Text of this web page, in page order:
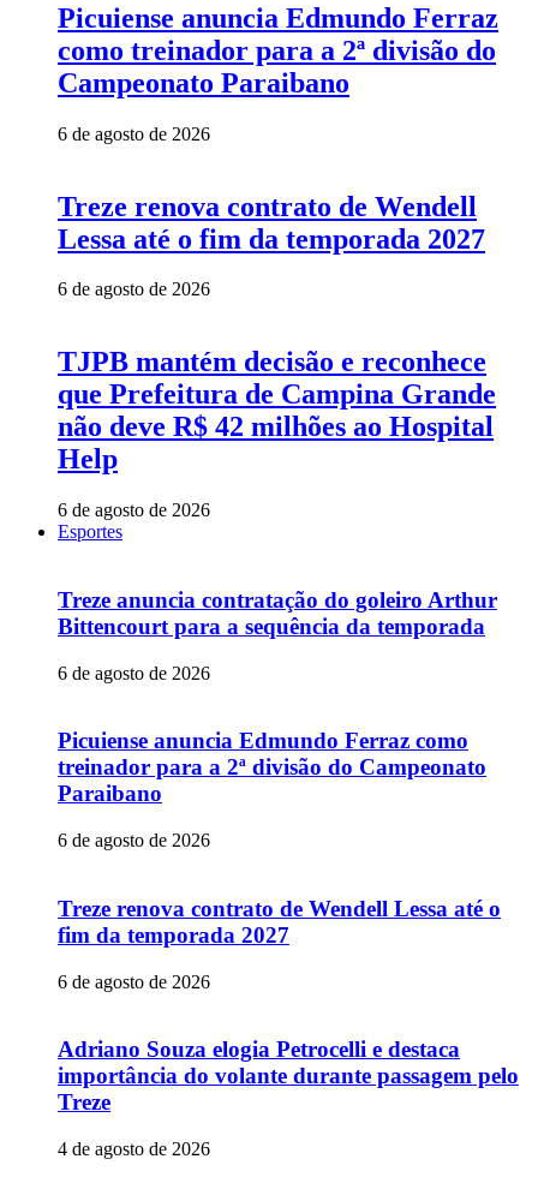
Picuiense anuncia Edmundo Ferraz
como treinador para a 2ª divisão do
Campeonato Paraibano
6 de agosto de 2026
Treze renova contrato de Wendell
Lessa até o fim da temporada 2027
6 de agosto de 2026
TJPB mantém decisão e reconhece
que Prefeitura de Campina Grande
não deve R$ 42 milhões ao Hospital
Help
6 de agosto de 2026
Esportes
Treze anuncia contratação do goleiro Arthur
Bittencourt para a sequência da temporada
6 de agosto de 2026
Picuiense anuncia Edmundo Ferraz como
treinador para a 2ª divisão do Campeonato
Paraibano
6 de agosto de 2026
Treze renova contrato de Wendell Lessa até o
fim da temporada 2027
6 de agosto de 2026
Adriano Souza elogia Petrocelli e destaca
importância do volante durante passagem pelo
Treze
4 de agosto de 2026